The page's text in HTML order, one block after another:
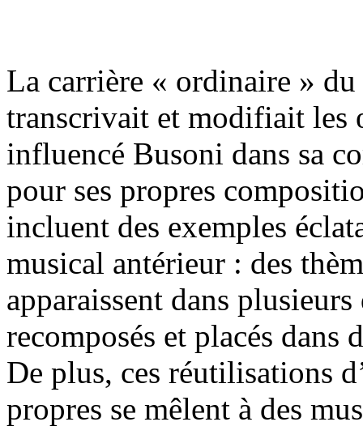
La carrière « ordinaire »
transcrivait et modifiait les
influencé Busoni dans sa
pour ses propres
incluent des exemples
musical antérieur : des
apparaissent dans
recomposés et placés dans
De plus, ces réutilisations
propres se mêlent à des